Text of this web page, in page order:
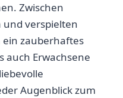
Zwischen
und verspielten
ein zauberhaftes‍
⁢auch Erwachsene
Augenblick zum‌